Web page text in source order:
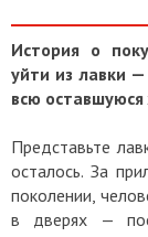
История о
уйти из лавки
всю оставшуюся
Представьте
осталось. За
поколении,
в дверях —